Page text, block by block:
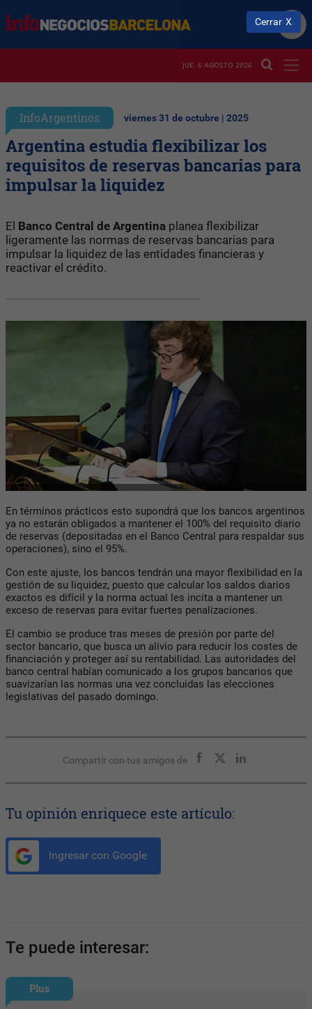
JUE. 6 AGOSTO 2026
InfoArgentinos viernes 31 de octubre | 2025
Argentina estudia flexibilizar los
requisitos de reservas bancarias para
impulsar la liquidez
El Banco Central de Argentina planea flexibilizar
ligeramente las normas de reservas bancarias para
impulsar la liquidez de las entidades financieras y
reactivar el crédito.
En términos prácticos esto supondrá que los bancos argentinos
ya no estarán obligados a mantener el 100% del requisito diario
de reservas (depositadas en el Banco Central para respaldar sus
operaciones), sino el 95%.
Con este ajuste, los bancos tendrán una mayor flexibilidad en la
gestión de su liquidez, puesto que calcular los saldos diarios
exactos es difícil y la norma actual les incita a mantener un
exceso de reservas para evitar fuertes penalizaciones.
El cambio se produce tras meses de presión por parte del
sector bancario, que busca un alivio para reducir los costes de
financiación y proteger así su rentabilidad. Las autoridades del
banco central habían comunicado a los grupos bancarios que
suavizarían las normas una vez concluidas las elecciones
legislativas del pasado domingo.
Compartir con tus amigos de
Tu opinión enriquece este artículo:
Ingresar con Google
Te puede interesar:
Plus
Cerrar